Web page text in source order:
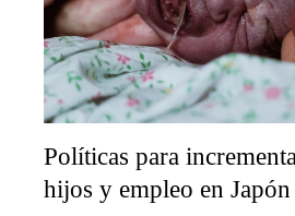
Políticas para
hijos y empleo en Japón